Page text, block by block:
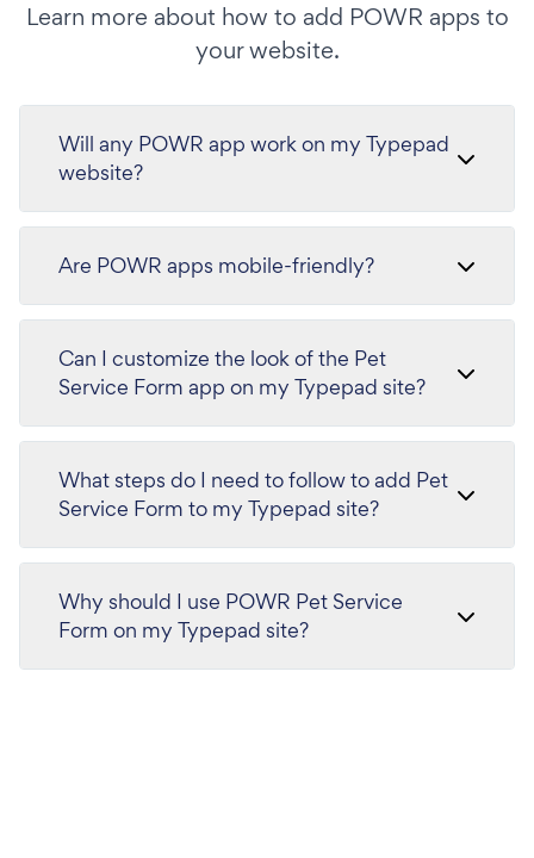
Learn more about how to add POWR apps to
your website.
Will any POWR app work on my Typepad
website?
Are POWR apps mobile-friendly?
Can I customize the look of the Pet
Service Form app on my Typepad site?
What steps do I need to follow to add Pet
Service Form to my Typepad site?
Why should I use POWR Pet Service
Form on my Typepad site?